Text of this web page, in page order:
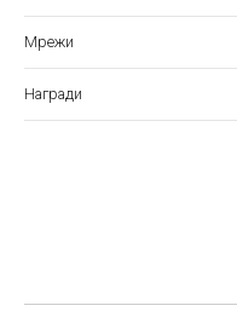
Мрежи
Награди